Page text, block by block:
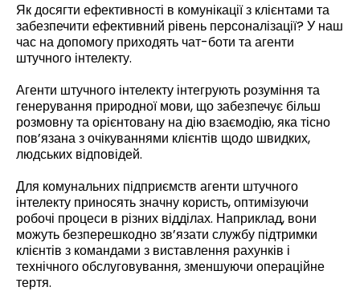
Як досягти ефективності в комунікації з клієнтами та
забезпечити ефективний рівень персоналізації? У наш
час на допомогу приходять чат-боти та агенти
штучного інтелекту.
Агенти штучного інтелекту інтегрують розуміння та
генерування природної мови, що забезпечує більш
розмовну та орієнтовану на дію взаємодію, яка тісно
пов’язана з очікуваннями клієнтів щодо швидких,
людських відповідей.
Для комунальних підприємств агенти штучного
інтелекту приносять значну користь, оптимізуючи
робочі процеси в різних відділах. Наприклад, вони
можуть безперешкодно зв’язати службу підтримки
клієнтів з командами з виставлення рахунків і
технічного обслуговування, зменшуючи операційне
тертя.